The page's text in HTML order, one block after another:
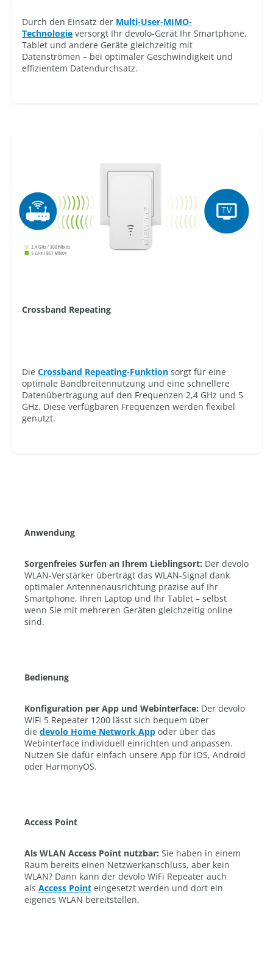
Durch den Einsatz der Multi-User-MIMO-
Technologie versorgt Ihr devolo-Gerät Ihr Smartphone,
Tablet und andere Geräte gleichzeitig mit
Datenströmen – bei optimaler Geschwindigkeit und
effizientem Datendurchsatz.
Crossband Repeating
Die Crossband Repeating-Funktion sorgt für eine
optimale Bandbreitennutzung und eine schnellere
Datenübertragung auf den Frequenzen 2,4 GHz und 5
GHz. Diese verfügbaren Frequenzen werden flexibel
genutzt.
Anwendung
Sorgenfreies Surfen an Ihrem Lieblingsort: Der devolo
WLAN-Verstärker überträgt das WLAN-Signal dank
optimaler Antennenausrichtung präzise auf Ihr
Smartphone, Ihren Laptop und Ihr Tablet – selbst
wenn Sie mit mehreren Geräten gleichzeitig online
sind.
Bedienung
Konfiguration per App und Webinterface: Der devolo
WiFi 5 Repeater 1200 lässt sich bequem über
die devolo Home Network App oder über das
Webinterface individuell einrichten und anpassen.
Nutzen Sie dafür einfach unsere App für iOS, Android
oder HarmonyOS.
Access Point
Als WLAN Access Point nutzbar: Sie haben in einem
Raum bereits einen Netzwerkanschluss, aber kein
WLAN? Dann kann der devolo WiFi Repeater auch
als Access Point eingesetzt werden und dort ein
eigenes WLAN bereitstellen.